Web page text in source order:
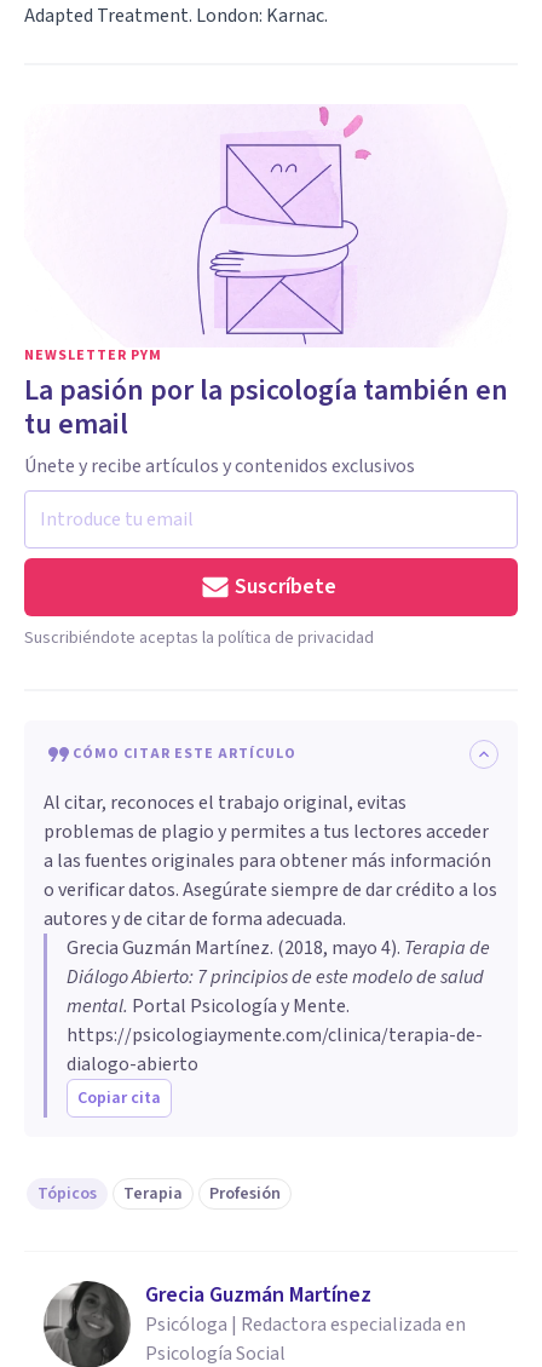
Adapted Treatment. London: Karnac.
NEWSLETTER PYM
La pasión por la psicología también en
tu email
Únete y recibe artículos y contenidos exclusivos
Suscríbete
Suscribiéndote aceptas la política de privacidad
CÓMO CITAR ESTE ARTÍCULO
Al citar, reconoces el trabajo original, evitas
problemas de plagio y permites a tus lectores acceder
a las fuentes originales para obtener más información
o verificar datos. Asegúrate siempre de dar crédito a los
autores y de citar de forma adecuada.
Grecia Guzmán Martínez. (2018, mayo 4). Terapia de
Diálogo Abierto: 7 principios de este modelo de salud
mental. Portal Psicología y Mente.
https://psicologiaymente.com/clinica/terapia-de-
dialogo-abierto
Copiar cita
Tópicos Terapia Profesión
Grecia Guzmán Martínez
Psicóloga | Redactora especializada en
Psicología Social